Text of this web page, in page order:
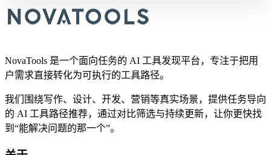
NovaTools 是一个面向任务的 AI 工具发现平台，专注于把用
户需求直接转化为可执行的工具路径。
我们围绕写作、设计、开发、营销等真实场景，提供任务导向
的 AI 工具路径推荐，通过对比筛选与持续更新，让你更快找
到“能解决问题的那一个”。